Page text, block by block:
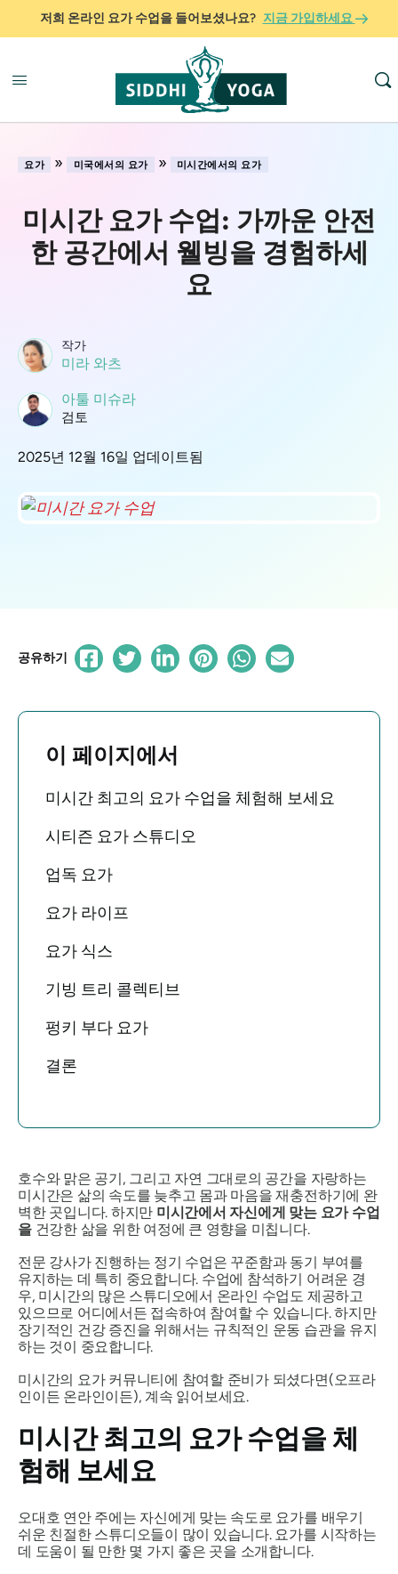
저희 온라인 요가 수업을 들어보셨나요? 지금 가입하세요
요가 » 미국에서의 요가 » 미시간에서의 요가
미시간 요가 수업: 가까운 안전
한 공간에서 웰빙을 경험하세
요
작가
미라 와츠
아툴 미슈라
검토
2025년 12월 16일 업데이트됨
공유하기
이 페이지에서
미시간 최고의 요가 수업을 체험해 보세요
시티즌 요가 스튜디오
업독 요가
요가 라이프
요가 식스
기빙 트리 콜렉티브
펑키 부다 요가
결론
호수와 맑은 공기, 그리고 자연 그대로의 공간을 자랑하는
미시간은 삶의 속도를 늦추고 몸과 마음을 재충전하기에 완
벽한 곳입니다. 하지만 미시간에서 자신에게 맞는 요가 수업
을건강한 삶을 위한 여정에 큰 영향을 미칩니다.
전문 강사가 진행하는 정기 수업은 꾸준함과 동기 부여를
유지하는 데 특히 중요합니다. 수업에 참석하기 어려운 경
우, 미시간의 많은 스튜디오에서 온라인 수업도 제공하고
있으므로 어디에서든 접속하여 참여할 수 있습니다. 하지만
장기적인 건강 증진을 위해서는 규칙적인 운동 습관을 유지
하는 것이 중요합니다.
미시간의 요가 커뮤니티에 참여할 준비가 되셨다면(오프라
인이든 온라인이든), 계속 읽어보세요.
미시간 최고의 요가 수업을 체
험해 보세요
오대호 연안 주에는 자신에게 맞는 속도로 요가를 배우기
쉬운 친절한 스튜디오들이 많이 있습니다. 요가를 시작하는
데 도움이 될 만한 몇 가지 좋은 곳을 소개합니다.